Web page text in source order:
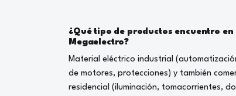
¿Qué tipo de productos encuentro en
Megaelectro?
Material eléctrico industrial
de motores, protecciones) y también
residencial (iluminación, tomacorrientes,